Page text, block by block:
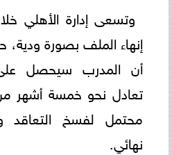
وتسعى إدارة الأهلي
إنهاء الملف بصورة ودية،
أن المدرب سيحصل
تعادل نحو خمسة أشهر
محتمل لفسخ التعاقد
نهائي.